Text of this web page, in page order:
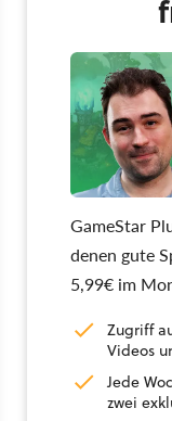
GameStar
denen gute
5,99€ im
Zugriff
Videos
Jede
zwei